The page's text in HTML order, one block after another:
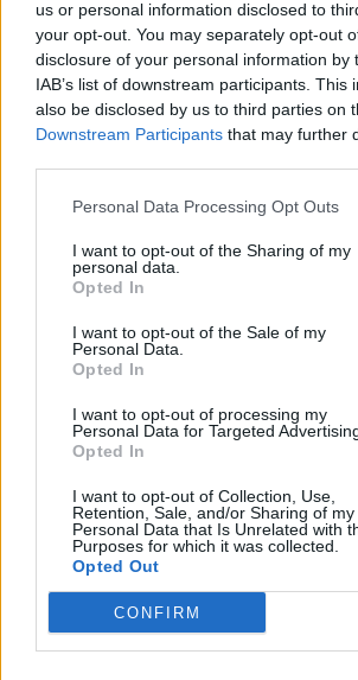
us or personal information disclosed to
your opt-out. You may separately opt-out
disclosure of your personal information by
IAB’s list of downstream participants. This
also be disclosed by us to third parties on
Downstream Participants that may further
Personal Data Processing Opt Outs
I want to opt-out of the Sharing of my
personal data.
Opted In
I want to opt-out of the Sale of my
Personal Data.
Opted In
I want to opt-out of processing my
Personal Data for Targeted
Opted In
I want to opt-out of Collection, Use,
Retention, Sale, and/or Sharing of my
Personal Data that Is Unrelated with
Purposes for which it was collected.
Opted Out
CONFIRM
Μελιτζάνα, μους κατσικίσιου
γκασπάτσο ντομάτας,
ρόκας
Doña Silvina Malbec 2012
Μοσχαράκι γάλακτος, μιλφέιγ
ελαφριά σως Στρογκανώφ,
φρέσκος αρακάς, κίτρινη
Μπάλα σοκολάτας,
colada, παγωτό φυστίκι
48 ευρώ το άτομο 20:00 – 24:00
Κρατήσεις: 210 6815774
CHEFI The Restaurant
Περικλέους 31, 152 32 Χαλάνδρι